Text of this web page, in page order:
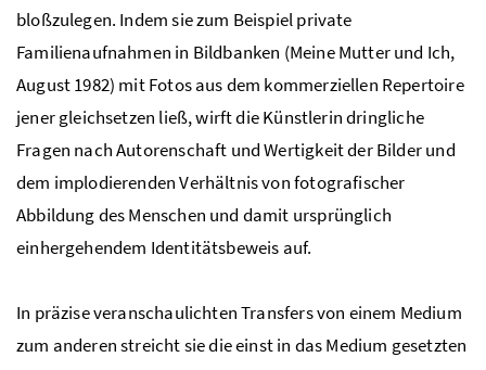
bloßzulegen. Indem sie zum Beispiel private
Familienaufnahmen in Bildbanken (Meine Mutter und Ich,
August 1982) mit Fotos aus dem kommerziellen Repertoire
jener gleichsetzen ließ, wirft die Künstlerin dringliche
Fragen nach Autorenschaft und Wertigkeit der Bilder und
dem implodierenden Verhältnis von fotografischer
Abbildung des Menschen und damit ursprünglich
einhergehendem Identitätsbeweis auf.
In präzise veranschaulichten Transfers von einem Medium
zum anderen streicht sie die einst in das Medium gesetzten